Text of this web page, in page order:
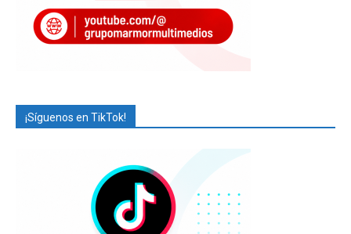
¡Síguenos en TikTok!